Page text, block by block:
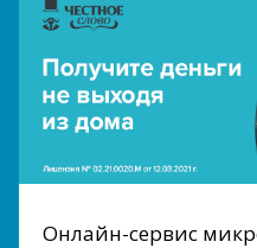
Онлайн-сервис